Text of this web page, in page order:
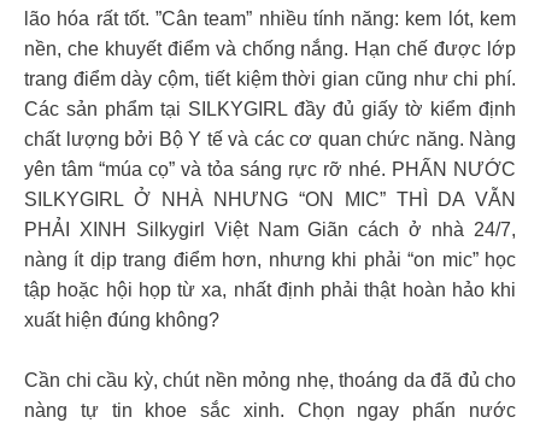
lão hóa rất tốt. ”Cân team” nhiều tính năng: kem lót, kem
nền, che khuyết điểm và chống nắng. Hạn chế được lớp
trang điểm dày cộm, tiết kiệm thời gian cũng như chi phí.
Các sản phẩm tại SILKYGIRL đầy đủ giấy tờ kiểm định
chất lượng bởi Bộ Y tế và các cơ quan chức năng. Nàng
yên tâm “múa cọ” và tỏa sáng rực rỡ nhé. PHẤN NƯỚC
SILKYGIRL Ở NHÀ NHƯNG “ON MIC” THÌ DA VẪN
PHẢI XINH Silkygirl Việt Nam Giãn cách ở nhà 24/7,
nàng ít dịp trang điểm hơn, nhưng khi phải “on mic” học
tập hoặc hội họp từ xa, nhất định phải thật hoàn hảo khi
xuất hiện đúng không?
Cần chi cầu kỳ, chút nền mỏng nhẹ, thoáng da đã đủ cho
nàng tự tin khoe sắc xinh. Chọn ngay phấn nước